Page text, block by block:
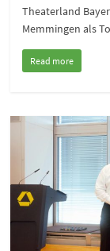
Theaterland
Memmingen als
Read more